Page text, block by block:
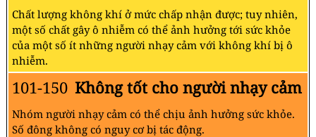
Chất lượng không khí ở mức chấp nhận được; tuy nhiên,
một số chất gây ô nhiễm có thể ảnh hưởng tới sức khỏe
của một số ít những người nhạy cảm với không khí bị ô
nhiễm.
101-150 Không tốt cho người nhạy cảm
Nhóm người nhạy cảm có thể chịu ảnh hưởng sức khỏe.
Số đông không có nguy cơ bị tác động.